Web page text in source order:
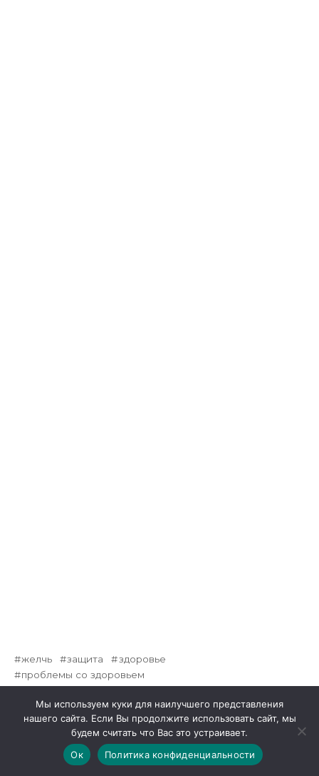
желчь защита
здоровье
проблемы со здоровьем
Great Picture
Мы используем куки для наилучшего представления
нашего сайта. Если Вы продолжите использовать сайт, мы
будем считать что Вас это устраивает.
Ок
Политика конфиденциальности